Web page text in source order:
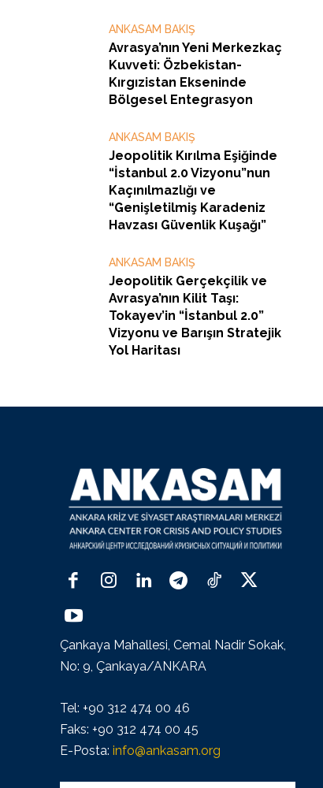
ANKASAM BAKIŞ
Avrasya’nın Yeni Merkezkaç
Kuvveti: Özbekistan-
Kırgızistan Ekseninde
Bölgesel Entegrasyon
ANKASAM BAKIŞ
Jeopolitik Kırılma Eşiğinde
“İstanbul 2.0 Vizyonu”nun
Kaçınılmazlığı ve
“Genişletilmiş Karadeniz
Havzası Güvenlik Kuşağı”
ANKASAM BAKIŞ
Jeopolitik Gerçekçilik ve
Avrasya’nın Kilit Taşı:
Tokayev’in “İstanbul 2.0”
Vizyonu ve Barışın Stratejik
Yol Haritası
Çankaya Mahallesi, Cemal Nadir Sokak,
No: 9, Çankaya/ANKARA
Tel: +90 312 474 00 46
Faks: +90 312 474 00 45
E-Posta: info@ankasam.org